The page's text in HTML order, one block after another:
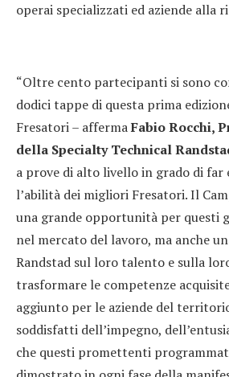
operai specializzati ed aziende alla
“Oltre cento partecipanti si sono
dodici tappe di questa prima
Fresatori – affermaFabio Rocchi,
della Specialty Technical
a prove di alto livello in grado di far
l’abilità dei migliori Fresatori. Il
una grande opportunità per questi
nel mercato del lavoro, ma anche
Randstad sul loro talento e sulla
trasformare le competenze
aggiunto per le aziende del
soddisfatti dell’impegno,
che questi promettenti